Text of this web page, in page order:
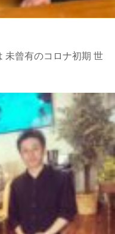
曾有のコロナ初期 世